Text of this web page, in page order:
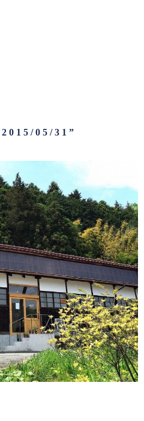
2015/05/31 ”